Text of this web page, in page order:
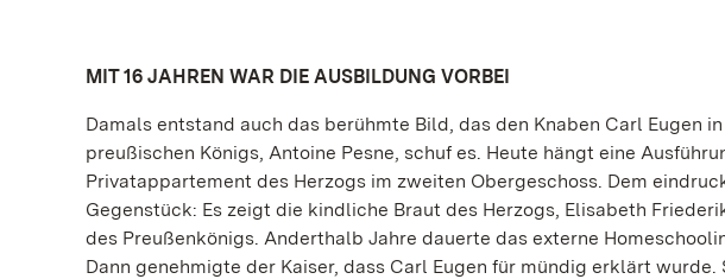
MIT 16 JAHREN WAR DIE AUSBILDUNG VORBEI
Damals entstand auch das berühmte Bild, das den Knaben Carl Eugen
preußischen Königs, Antoine Pesne, schuf es. Heute hängt eine
Privatappartement des Herzogs im zweiten Obergeschoss. Dem
Gegenstück: Es zeigt die kindliche Braut des Herzogs, Elisabeth
des Preußenkönigs. Anderthalb Jahre dauerte das externe
Dann genehmigte der Kaiser, dass Carl Eugen für mündig erklärt